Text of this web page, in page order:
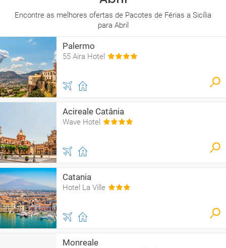
Encontre as melhores ofertas de Pacotes de Férias a Sicília
para Abril
Palermo
55 Aira Hotel
Acireale Catânia
Wave Hotel
Catania
Hotel La Ville
Monreale